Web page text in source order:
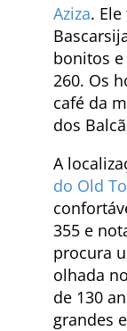
Aziza.
bonitos
260. Os
café da
dos
A
do Old
355 e
procura
olhada no
de 130
grandes